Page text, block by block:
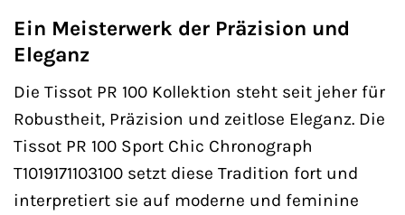
Ein Meisterwerk der Präzision und
Eleganz
Die Tissot PR 100 Kollektion steht seit jeher für
Robustheit, Präzision und zeitlose Eleganz. Die
Tissot PR 100 Sport Chic Chronograph
T1019171103100 setzt diese Tradition fort und
interpretiert sie auf moderne und feminine